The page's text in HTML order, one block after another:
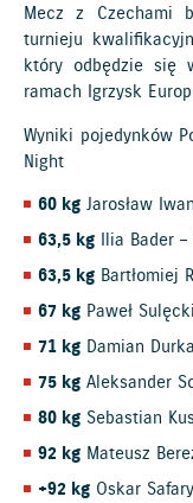
Mecz z Czechami
turnieju
który odbędzie się
ramach Igrzysk
Wyniki pojedynków
Night
60 kg Jarosław
63,5 kg Ilia Bader
63,5 kg Bartłomiej
67 kg Paweł
71 kg Damian
75 kg Aleksander
80 kg Sebastian
92 kg Mateusz
+92 kg Oskar